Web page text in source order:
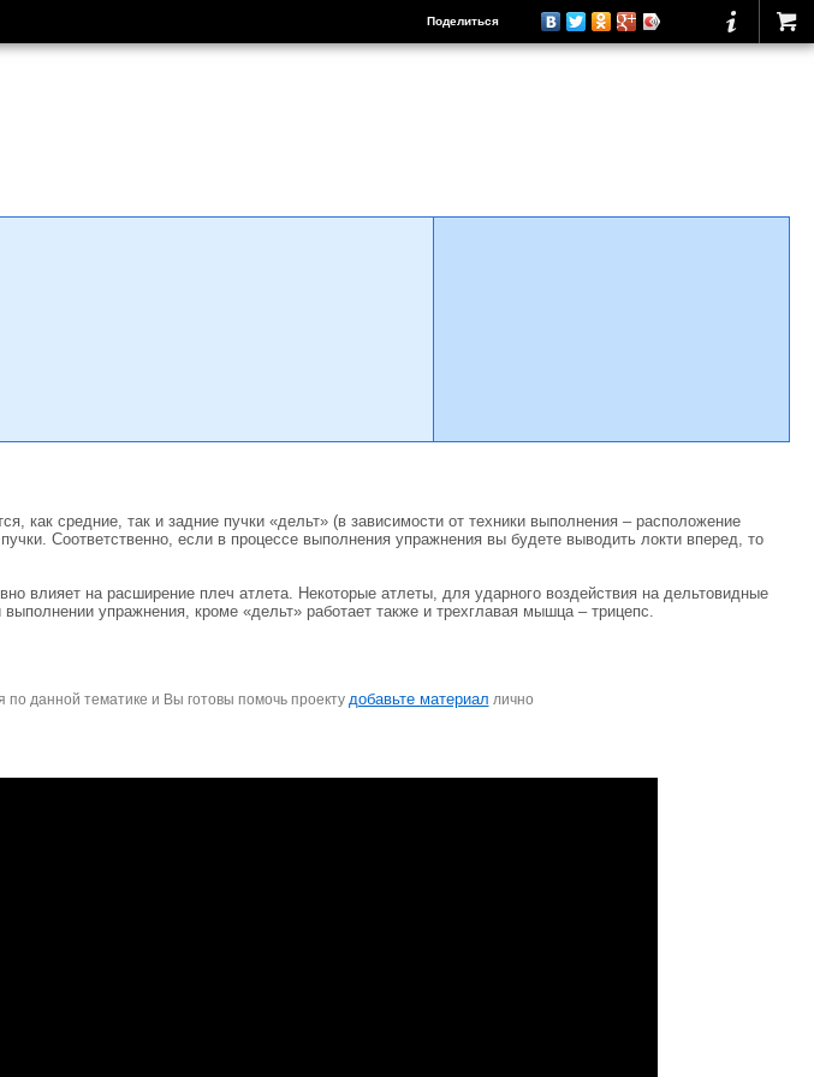
Поделиться
как средние, так и задние пучки «дельт» (в зависимости от техники выполнения – расположение
Соответственно, если в процессе выполнения упражнения вы будете выводить локти вперед, то
влияет на расширение плеч атлета. Некоторые атлеты, для ударного воздействия на дельтовидные
упражнения, кроме «дельт» работает также и трехглавая мышца – трицепс.
данной тематике и Вы готовы помочь проекту добавьте материал лично